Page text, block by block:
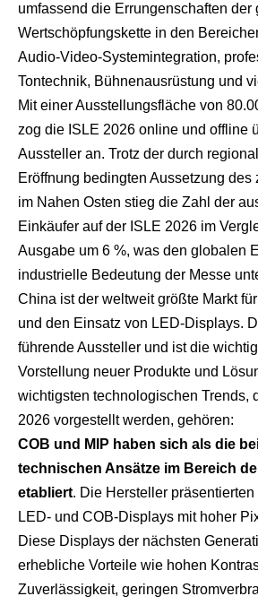
umfassend die Errungenschaften der
Wertschöpfungskette in den
Audio-Video-Systemintegration,
Tontechnik, Bühnenausrüstung und
Mit einer Ausstellungsfläche von
zog die ISLE 2026 online und offline
Aussteller an. Trotz der durch
Eröffnung bedingten Aussetzung
im Nahen Osten stieg die Zahl der
Einkäufer auf der ISLE 2026 im
Ausgabe um 6 %, was den globalen
industrielle Bedeutung der Messe
China ist der weltweit größte Markt
und den Einsatz von LED-Displays.
führende Aussteller und ist die
Vorstellung neuer Produkte und
wichtigsten technologischen Trends,
2026 vorgestellt werden, gehören:
COB und MIP haben sich als die
technischen Ansätze im Bereich
etabliert. Die Hersteller
LED- und COB-Displays mit hoher
Diese Displays der nächsten
erhebliche Vorteile wie hohen
Zuverlässigkeit, geringen